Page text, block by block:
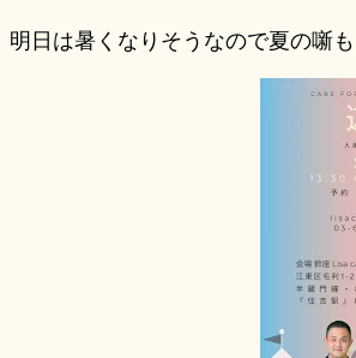
明日は暑くなりそうなので夏の噺